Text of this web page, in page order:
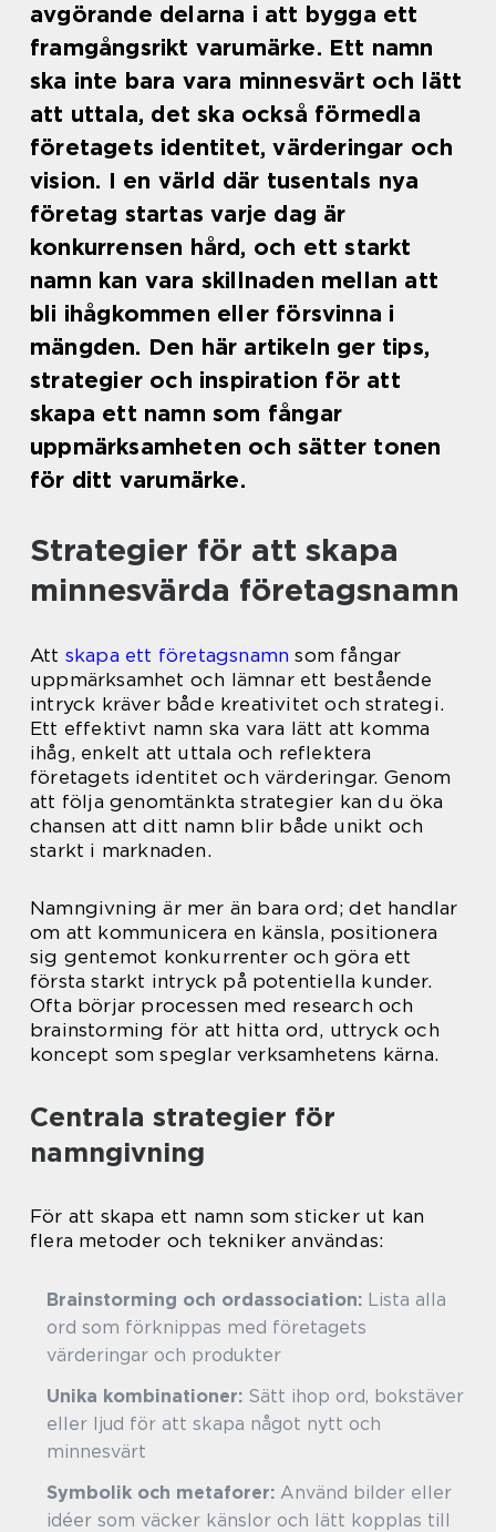
avgörande delarna i att bygga ett
framgångsrikt varumärke. Ett namn
ska inte bara vara minnesvärt och lätt
att uttala, det ska också förmedla
företagets identitet, värderingar och
vision. I en värld där tusentals nya
företag startas varje dag är
konkurrensen hård, och ett starkt
namn kan vara skillnaden mellan att
bli ihågkommen eller försvinna i
mängden. Den här artikeln ger tips,
strategier och inspiration för att
skapa ett namn som fångar
uppmärksamheten och sätter tonen
för ditt varumärke.
Strategier för att skapa
minnesvärda företagsnamn
Att skapa ett företagsnamn som fångar
uppmärksamhet och lämnar ett bestående
intryck kräver både kreativitet och strategi.
Ett effektivt namn ska vara lätt att komma
ihåg, enkelt att uttala och reflektera
företagets identitet och värderingar. Genom
att följa genomtänkta strategier kan du öka
chansen att ditt namn blir både unikt och
starkt i marknaden.
Namngivning är mer än bara ord; det handlar
om att kommunicera en känsla, positionera
sig gentemot konkurrenter och göra ett
första starkt intryck på potentiella kunder.
Ofta börjar processen med research och
brainstorming för att hitta ord, uttryck och
koncept som speglar verksamhetens kärna.
Centrala strategier för
namngivning
För att skapa ett namn som sticker ut kan
flera metoder och tekniker användas:
Brainstorming och ordassociation: Lista alla
ord som förknippas med företagets
värderingar och produkter
Unika kombinationer: Sätt ihop ord, bokstäver
eller ljud för att skapa något nytt och
minnesvärt
Symbolik och metaforer: Använd bilder eller
idéer som väcker känslor och lätt kopplas till